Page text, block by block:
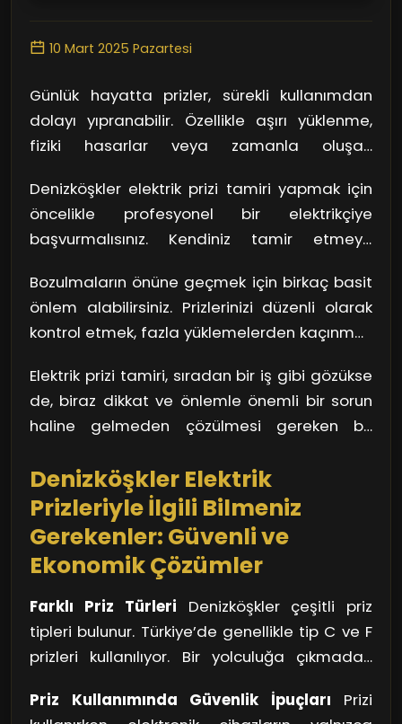
10 Mart 2025 Pazartesi
Günlük hayatta prizler, sürekli kullanımdan
dolayı yıpranabilir. Özellikle aşırı yüklenme,
fiziki hasarlar veya zamanla oluşan
kaybetmesine neden olur. Örneğin, evde
kullandığımız elektrikli aletlerin sayısı arttıkça,
prizler üzerindeki yük de artar. Bu, zamanla
kısa devre veya yangın riski oluşturabilir.
Kulağa korkutucu geliyor, değil mi?
Denizköşkler elektrik prizi tamiri yapmak için
öncelikle profesyonel bir elektrikçiye
başvurmalısınız. Kendiniz tamir etmeye
an meselesi olabilir. Elektrik işlerinin uzmanlık
gerektirdiğini unutmamalısınız. Uzman bir
ekip, sorunları tespit edip, güvenlik
standartlarına uygun bir şekilde tamirat
yapar. Böylece, evdeki elektrik sisteminin
güvenliğini sağlamış olursunuz.
Bozulmaların önüne geçmek için birkaç basit
önlem alabilirsiniz. Prizlerinizi düzenli olarak
kontrol etmek, fazla yüklemelerden kaçınmak
bulunduğundan emin olmak, hem
güvenliğinizi hem de cihazlarınızı korur.
Değiştirmeniz gereken eski prizleri zamanında
Elektrik prizi tamiri, sıradan bir iş gibi gözükse
de, biraz dikkat ve önlemle önemli bir sorun
haline gelmeden çözülmesi gereken bir
yaşamında bu küçük ama hayati detayları
ihmal etmemek önemlidir.
Denizköşkler Elektrik
Prizleriyle İlgili Bilmeniz
Gerekenler: Güvenli ve
Ekonomik Çözümler
Farklı Priz Türleri Denizköşkler çeşitli priz
tipleri bulunur. Türkiye’de genellikle tip C ve F
prizleri kullanılıyor. Bir yolculuğa çıkmadan
duyduğuna dair bir kontrol yapmanızda
Priz Kullanımında Güvenlik İpuçları Prizi